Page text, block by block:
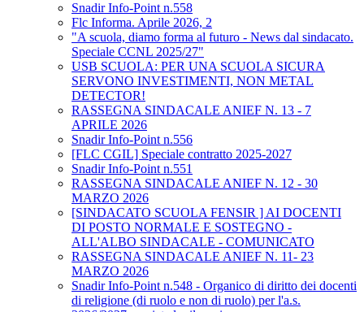
Snadir Info-Point n.558
Flc Informa. Aprile 2026, 2
"A scuola, diamo forma al futuro - News dal sindacato.
Speciale CCNL 2025/27"
USB SCUOLA: PER UNA SCUOLA SICURA
SERVONO INVESTIMENTI, NON METAL
DETECTOR!
RASSEGNA SINDACALE ANIEF N. 13 - 7
APRILE 2026
Snadir Info-Point n.556
[FLC CGIL] Speciale contratto 2025-2027
Snadir Info-Point n.551
RASSEGNA SINDACALE ANIEF N. 12 - 30
MARZO 2026
[SINDACATO SCUOLA FENSIR ] AI DOCENTI
DI POSTO NORMALE E SOSTEGNO -
ALL'ALBO SINDACALE - COMUNICATO
RASSEGNA SINDACALE ANIEF N. 11- 23
MARZO 2026
Snadir Info-Point n.548 - Organico di diritto dei docenti
di religione (di ruolo e non di ruolo) per l'a.s.